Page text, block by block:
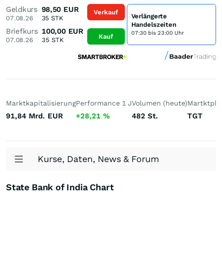
Geldkurs
07.08.26
98,50 EUR
35 STK
Briefkurs
07.08.26
100,00 EUR
35 STK
Verkauf
Kauf
Verlängerte
Handelszeiten
07:30 bis 23:00 Uhr
Marktkapitalisierung
91,84 Mrd. EUR
Performance 1 J
+28,21 %
Volumen (heute)
482 St. TGT
Kurse, Daten, News & Forum
State Bank of India Chart